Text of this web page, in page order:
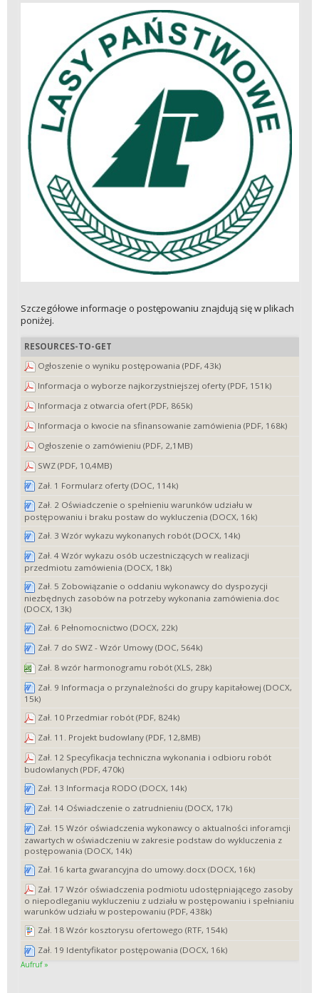
Szczegółowe informacje o postępowaniu znajdują się w plikach
poniżej.
RESOURCES-TO-GET
Ogłoszenie o wyniku postępowania (PDF, 43k)
Informacja o wyborze najkorzystniejszej oferty (PDF, 151k)
Informacja z otwarcia ofert (PDF, 865k)
Informacja o kwocie na sfinansowanie zamówienia (PDF, 168k)
Ogłoszenie o zamówieniu (PDF, 2,1MB)
SWZ (PDF, 10,4MB)
Zał. 1 Formularz oferty (DOC, 114k)
Zał. 2 Oświadczenie o spełnieniu warunków udziału w
postępowaniu i braku postaw do wykluczenia (DOCX, 16k)
Zał. 3 Wzór wykazu wykonanych robót (DOCX, 14k)
Zał. 4 Wzór wykazu osób uczestniczących w realizacji
przedmiotu zamówienia (DOCX, 18k)
Zał. 5 Zobowiązanie o oddaniu wykonawcy do dyspozycji
niezbędnych zasobów na potrzeby wykonania zamówienia.doc
(DOCX, 13k)
Zał. 6 Pełnomocnictwo (DOCX, 22k)
Zał. 7 do SWZ - Wzór Umowy (DOC, 564k)
Zał. 8 wzór harmonogramu robót (XLS, 28k)
Zał. 9 Informacja o przynależności do grupy kapitałowej (DOCX,
15k)
Zał. 10 Przedmiar robót (PDF, 824k)
Zał. 11. Projekt budowlany (PDF, 12,8MB)
Zał. 12 Specyfikacja techniczna wykonania i odbioru robót
budowlanych (PDF, 470k)
Zał. 13 Informacja RODO (DOCX, 14k)
Zał. 14 Oświadczenie o zatrudnieniu (DOCX, 17k)
Zał. 15 Wzór oświadczenia wykonawcy o aktualności inforamcji
zawartych w oświadczeniu w zakresie podstaw do wykluczenia z
postępowania (DOCX, 14k)
Zał. 16 karta gwarancyjna do umowy.docx (DOCX, 16k)
Zał. 17 Wzór oświadczenia podmiotu udostępniającego zasoby
o niepodleganiu wykluczeniu z udziału w postępowaniu i spełnianiu
warunków udziału w postepowaniu (PDF, 438k)
Zał. 18 Wzór kosztorysu ofertowego (RTF, 154k)
Zał. 19 Identyfikator postępowania (DOCX, 16k)
Aufruf »